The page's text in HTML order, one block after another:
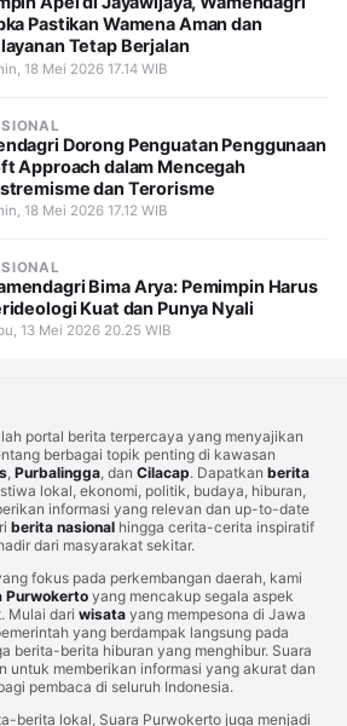
Pastikan Wamena Aman dan
Tetap Berjalan
18 Mei 2026 17.14 WIB
Dorong Penguatan Penggunaan
Approach dalam Mencegah
dan Terorisme
18 Mei 2026 17.12 WIB
Bima Arya: Pemimpin Harus
Kuat dan Punya Nyali
13 Mei 2026 20.25 WIB
portal berita terpercaya yang menyajikan
berbagai topik penting di kawasan
, Purbalingga, dan Cilacap. Dapatkan berita
lokal, ekonomi, politik, budaya, hiburan,
informasi yang relevan dan up-to-date
berita nasionalhingga cerita-cerita inspiratif
dari masyarakat sekitar.
fokus pada perkembangan daerah, kami
Purwokertoyang mencakup segala aspek
Mulai dari wisata yang mempesona di Jawa
yang berdampak langsung pada
berita-berita hiburan yang menghibur. Suara
untuk memberikan informasi yang akurat dan
pembaca di seluruh Indonesia.
berita lokal, Suara Purwokerto juga menjadi